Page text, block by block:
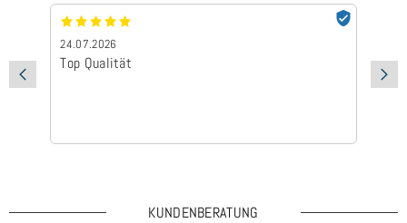
24.07.2026
Top Qualität
KUNDENBERATUNG